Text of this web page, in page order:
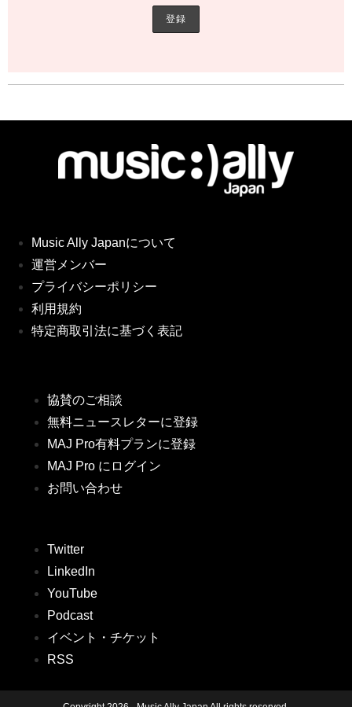
Music Ally Japanについて
運営メンバー
プライバシーポリシー
利用規約
特定商取引法に基づく表記
協賛のご相談
無料ニュースレターに登録
MAJ Pro有料プランに登録
MAJ Pro にログイン
お問い合わせ
Twitter
LinkedIn
YouTube
Podcast
イベント・チケット
RSS